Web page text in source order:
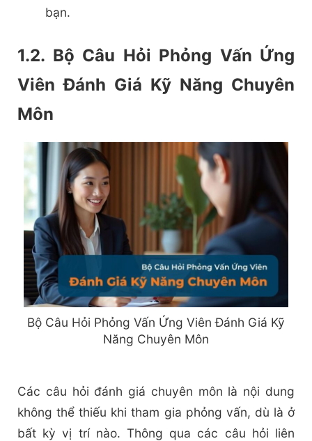
bạn.
1.2. Bộ Câu Hỏi Phỏng Vấn Ứng
Viên Đánh Giá Kỹ Năng Chuyên
Môn
Bộ Câu Hỏi Phỏng Vấn Ứng Viên Đánh Giá Kỹ
Năng Chuyên Môn
Các câu hỏi đánh giá chuyên môn là nội dung
không thể thiếu khi tham gia phỏng vấn, dù là ở
bất kỳ vị trí nào. Thông qua các câu hỏi liên